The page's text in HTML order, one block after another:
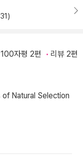
100자평 2편 리뷰 2편
Natural Selection